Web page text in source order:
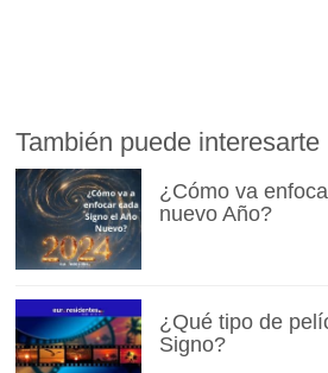
También puede interesarte
¿Cómo va
nuevo Año?
¿Qué tipo de
Signo?